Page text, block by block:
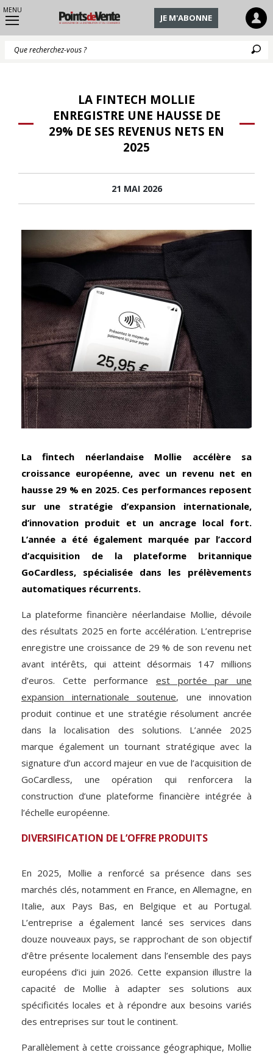
MENU
JE M'ABONNE
LA FINTECH MOLLIE
ENREGISTRE UNE HAUSSE DE
29% DE SES REVENUS NETS EN
2025
21 MAI 2026
La fintech néerlandaise Mollie accélère sa
croissance européenne, avec un revenu net en
hausse 29 % en 2025. Ces performances reposent
sur une stratégie d’expansion internationale,
d’innovation produit et un ancrage local fort.
L’année a été également marquée par l’accord
d’acquisition de la plateforme britannique
GoCardless, spécialisée dans les prélèvements
automatiques récurrents.
La plateforme financière néerlandaise Mollie, dévoile
des résultats 2025 en forte accélération. L’entreprise
enregistre une croissance de 29 % de son revenu net
avant intérêts, qui atteint désormais 147 millions
d’euros. Cette performance est portée par une
expansion internationale soutenue, une innovation
produit continue et une stratégie résolument ancrée
dans la localisation des solutions. L’année 2025
marque également un tournant stratégique avec la
signature d’un accord majeur en vue de l’acquisition de
GoCardless, une opération qui renforcera la
construction d’une plateforme financière intégrée à
l’échelle européenne.
DIVERSIFICATION DE L’OFFRE PRODUITS
En 2025, Mollie a renforcé sa présence dans ses
marchés clés, notamment en France, en Allemagne, en
Italie, aux Pays Bas, en Belgique et au Portugal.
L’entreprise a également lancé ses services dans
douze nouveaux pays, se rapprochant de son objectif
d’être présente localement dans l’ensemble des pays
européens d’ici juin 2026. Cette expansion illustre la
capacité de Mollie à adapter ses solutions aux
spécificités locales et à répondre aux besoins variés
des entreprises sur tout le continent.
Parallèlement à cette croissance géographique, Mollie